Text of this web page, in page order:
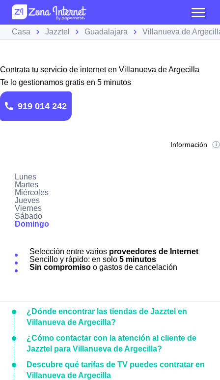
Casa Jazztel Guadalajara Villanueva de
Contrata tu servicio de internet en Villanueva de Argecilla
Te lo gestionamos gratis en 5 minutos
919 014 242
Información
Lunes
Martes
Miércoles
Jueves
Viernes
Sábado
Domingo
Selección entre varios proveedores de Internet
Sencillo y rápido: en solo 5 minutos
Sin compromiso o gastos de cancelación
¿Dónde encontrar las tiendas de Jazztel en
Villanueva de Argecilla?
¿Cómo contactar con la atención al cliente de
Jazztel para Villanueva de Argecilla?
Descubre qué tarifas de TV puedes contratar en
Villanueva de Argecilla